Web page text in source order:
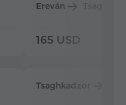
Ereván
165 USD
Tsaghkadzor